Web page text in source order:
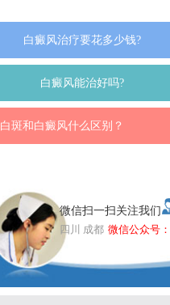
白癜风治疗要花多少钱?
白癜风能治好吗?
白斑和白癜风什么区别？
微信扫一扫关注我们
四川 成都 微信公众号